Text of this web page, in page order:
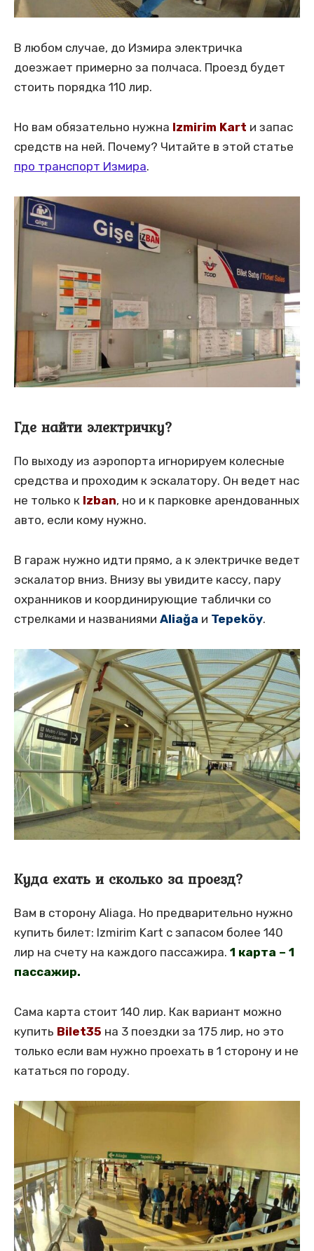
В любом случае, до Измира электричка
доезжает примерно за полчаса. Проезд будет
стоить порядка 110 лир.
Но вам обязательно нужна Izmirim Kart и запас
средств на ней. Почему? Читайте в этой статье
про транспорт Измира.
Где найти электричку?
По выходу из аэропорта игнорируем колесные
средства и проходим к эскалатору. Он ведет нас
не только к Izban, но и к парковке арендованных
авто, если кому нужно.
В гараж нужно идти прямо, а к электричке ведет
эскалатор вниз. Внизу вы увидите кассу, пару
охранников и координирующие таблички со
стрелками и названиями Aliağa и Tepeköy.
Куда ехать и сколько за проезд?
Вам в сторону Aliaga. Но предварительно нужно
купить билет: Izmirim Kart с запасом более 140
лир на счету на каждого пассажира. 1 карта – 1
пассажир.
Сама карта стоит 140 лир. Как вариант можно
купить Bilet35 на 3 поездки за 175 лир, но это
только если вам нужно проехать в 1 сторону и не
кататься по городу.